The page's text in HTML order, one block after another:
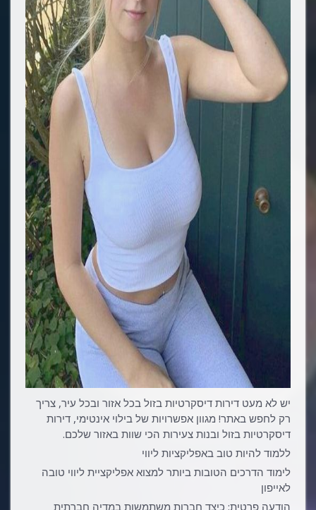
יש לא מעט דירות דיסקרטיות בזול בכל אזור ובכל עיר, צריך
רק לחפש באתר! מגוון אפשרויות של בילוי אינטימי, דירות
דיסקרטיות בזול ובנות צעירות הכי שוות באזור שלכם.
ללמוד להיות טוב באפליקציות ליווי
לימוד הדרכים הטובות ביותר למצוא אפליקציית ליווי טובה
לאייפון
הודעה פרטית: כיצד חברות משתמשות במדיה חברתית